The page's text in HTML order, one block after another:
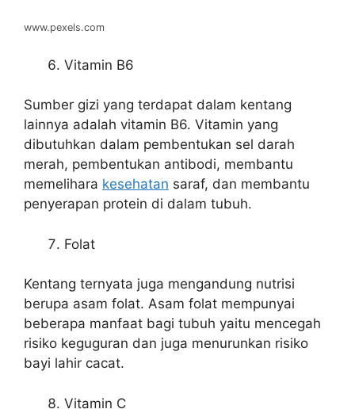
www.pexels.com
Vitamin B6
Sumber gizi yang terdapat dalam kentang
lainnya adalah vitamin B6. Vitamin yang
dibutuhkan dalam pembentukan sel darah
merah, pembentukan antibodi, membantu
memelihara kesehatan saraf, dan membantu
penyerapan protein di dalam tubuh.
Folat
Kentang ternyata juga mengandung nutrisi
berupa asam folat. Asam folat mempunyai
beberapa manfaat bagi tubuh yaitu mencegah
risiko keguguran dan juga menurunkan risiko
bayi lahir cacat.
Vitamin C